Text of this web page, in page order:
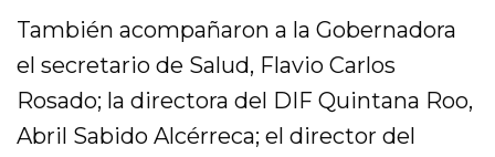
También acompañaron a la Gobernadora
el secretario de Salud, Flavio Carlos
Rosado; la directora del DIF Quintana Roo,
Abril Sabido Alcérreca; el director del